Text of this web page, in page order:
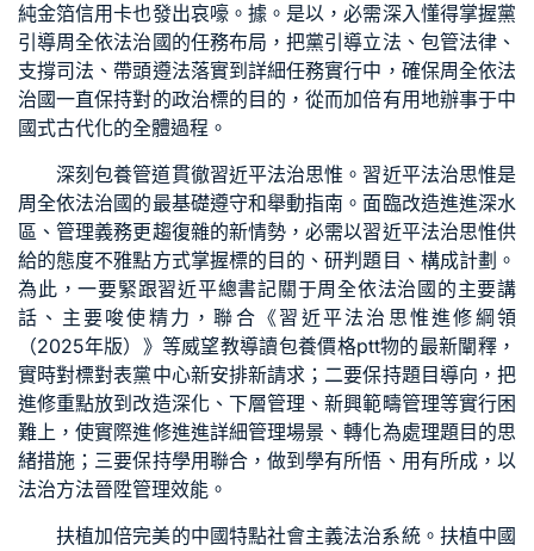
純金箔信用卡也發出哀嚎。據。是以，必需深入懂得掌握黨
引導周全依法治國的任務布局，把黨引導立法、包管法律、
支撐司法、帶頭遵法落實到詳細任務實行中，確保周全依法
治國一直保持對的政治標的目的，從而加倍有用地辦事于中
國式古代化的全體過程。
深刻包養管道貫徹習近平法治思惟。習近平法治思惟是
周全依法治國的最基礎遵守和舉動指南。面臨改造進進深水
區、管理義務更趨復雜的新情勢，必需以習近平法治思惟供
給的態度不雅點方式掌握標的目的、研判題目、構成計劃。
為此，一要緊跟習近平總書記關于周全依法治國的主要講
話、主要唆使精力，聯合《習近平法治思惟進修綱領
（2025年版）》等威望教導讀包養價格ptt物的最新闡釋，
實時對標對表黨中心新安排新請求；二要保持題目導向，把
進修重點放到改造深化、下層管理、新興範疇管理等實行困
難上，使實際進修進進詳細管理場景、轉化為處理題目的思
緒措施；三要保持學用聯合，做到學有所悟、用有所成，以
法治方法晉陞管理效能。
扶植加倍完美的中國特點社會主義法治系統。扶植中國